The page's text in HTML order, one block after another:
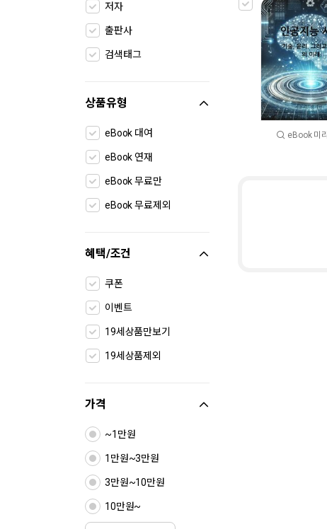
저자
출판사
검색태그
상품유형
eBook 대여
eBook 연재
eBook 무료만
eBook 무료제외
혜택/조건
쿠폰
이벤트
19세상품만보기
19세상품제외
가격
~1만원
1만원~3만원
3만원~10만원
10만원~
eBook 미